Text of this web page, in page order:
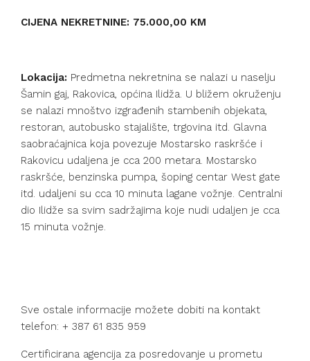
CIJENA NEKRETNINE: 75.000,00 KM
Lokacija: Predmetna nekretnina se nalazi u naselju
Šamin gaj, Rakovica, općina Ilidža. U bližem okruženju
se nalazi mnoštvo izgrađenih stambenih objekata,
restoran, autobusko stajalište, trgovina itd. Glavna
saobraćajnica koja povezuje Mostarsko raskršće i
Rakovicu udaljena je cca 200 metara. Mostarsko
raskršće, benzinska pumpa, šoping centar West gate
itd. udaljeni su cca 10 minuta lagane vožnje. Centralni
dio Ilidže sa svim sadržajima koje nudi udaljen je cca
15 minuta vožnje.
Sve ostale informacije možete dobiti na kontakt
telefon: + 387 61 835 959
Certificirana agencija za posredovanje u prometu